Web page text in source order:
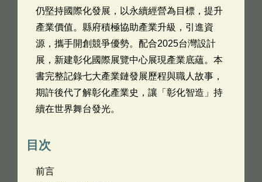
仍堅持國際化發展，以永續經營為目標，提升
產業價值。縣府積極協助產業升級，引進資
源，攜手開創競爭優勢。配合2025台灣設計
展，新建彰化國際展覽中心展現產業底蘊。本
書完整記錄七大產業鏈發展歷程與職人故事，
期許後代了解彰化產業史，讓「彰化智造」持
續在世界舞台發光。
目次
前言